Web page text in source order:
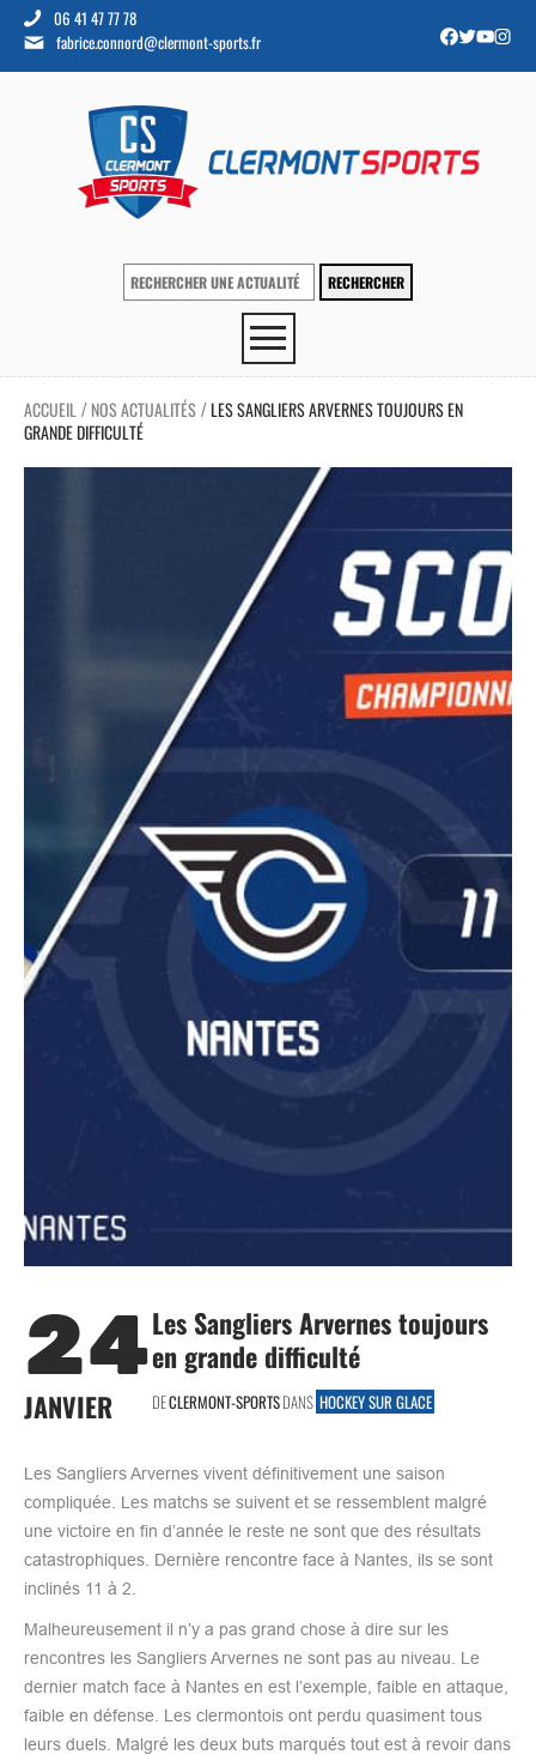
06 41 47 77 78
fabrice.connord@clermont-sports.fr
ACCUEIL / NOS ACTUALITÉS /LES SANGLIERS ARVERNES TOUJOURS EN
GRANDE DIFFICULTÉ
24
JANVIER
Les Sangliers Arvernes toujours
en grande difficulté
DECLERMONT-SPORTSDANS HOCKEY SUR GLACE
Les Sangliers Arvernes vivent définitivement une saison
compliquée. Les matchs se suivent et se ressemblent malgré
une victoire en fin d’année le reste ne sont que des résultats
catastrophiques. Dernière rencontre face à Nantes, ils se sont
inclinés 11 à 2.
Malheureusement il n’y a pas grand chose à dire sur les
rencontres les Sangliers Arvernes ne sont pas au niveau. Le
dernier match face à Nantes en est l’exemple, faible en attaque,
faible en défense. Les clermontois ont perdu quasiment tous
leurs duels. Malgré les deux buts marqués tout est à revoir dans